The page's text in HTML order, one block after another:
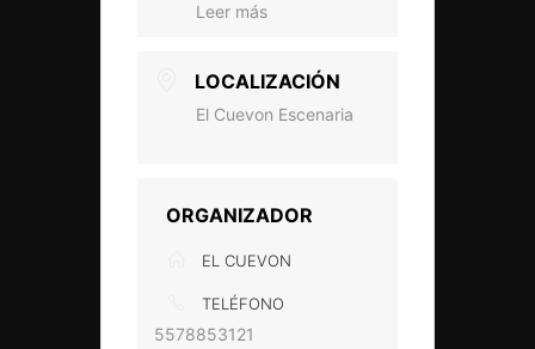
Leer más
LOCALIZACIÓN
El Cuevon Escenaria
ORGANIZADOR
EL CUEVON
TELÉFONO
5578853121